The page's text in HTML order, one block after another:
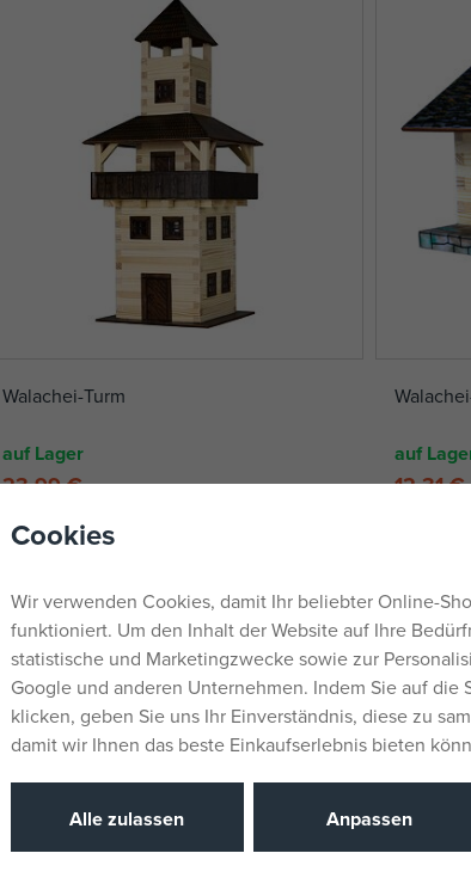
Walachei-Turm
auf Lager
23,99 €
auf
12,31 €
Cookies
Wir verwenden Cookies, damit Ihr beliebter Online-
funktioniert. Um den Inhalt der Website auf Ihre
statistische und Marketingzwecke sowie zur
Google und anderen Unternehmen. Indem Sie auf die
klicken, geben Sie uns Ihr Einverständnis, diese zu
damit wir Ihnen das beste Einkaufserlebnis bieten
Alle zulassen Anpassen